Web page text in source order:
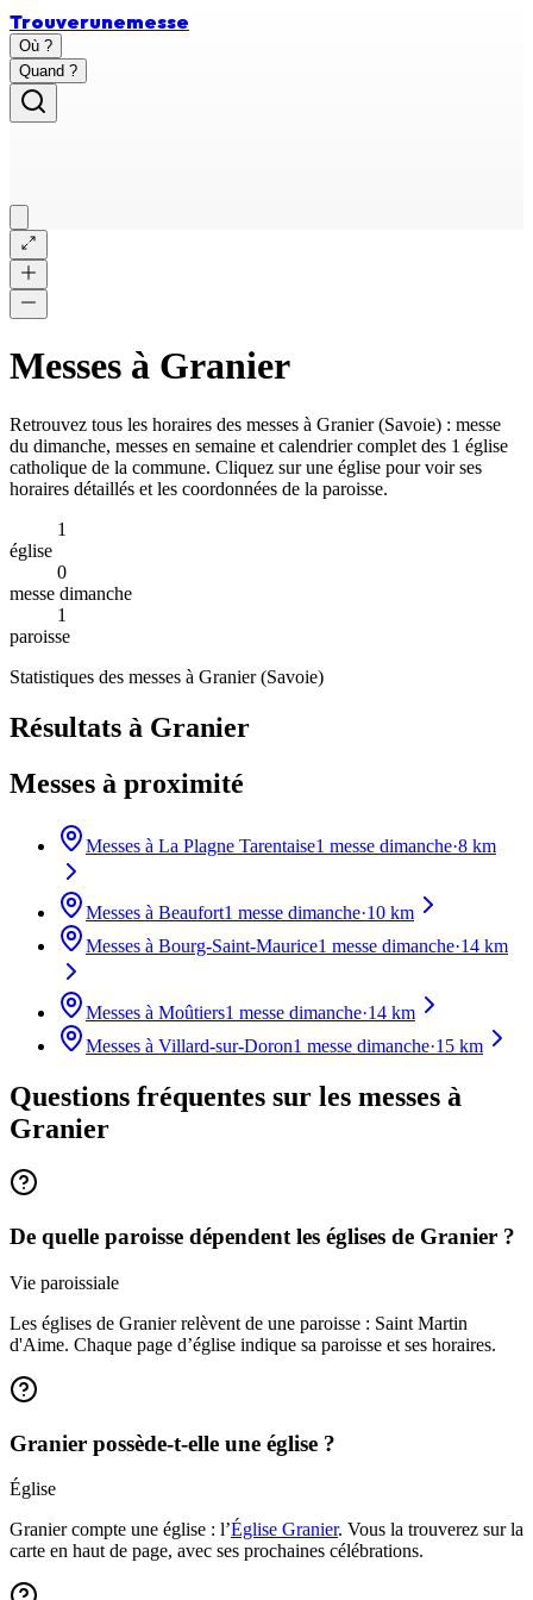
Trouverunemesse
Où ?
Quand ?
Messes à Granier
Retrouvez tous les horaires des messes à Granier(Savoie) : messe
du dimanche, messes en semaine et calendrier complet des 1 église
catholique de la commune. Cliquez sur une église pour voir ses
horaires détaillés et les coordonnées de la paroisse.
1
église
0
messe dimanche
1
paroisse
Statistiques des messes à Granier(Savoie)
Résultats à Granier
Messes à proximité
Messes à La Plagne Tarentaise1 messe dimanche·8 km
Messes à Beaufort1 messe dimanche·10 km
Messes à Bourg-Saint-Maurice1 messe dimanche·14 km
Messes à Moûtiers1 messe dimanche·14 km
Messes à Villard-sur-Doron1 messe dimanche·15 km
Questions fréquentes sur les messes à
Granier
De quelle paroisse dépendent les églises de Granier ?
Vie paroissiale
Les églises de Granier relèvent de une paroisse : Saint Martin
d'Aime. Chaque page d’église indique sa paroisse et ses horaires.
Granier possède-t-elle une église ?
Église
Granier compte une église : l’Église Granier. Vous la trouverez sur la
carte en haut de page, avec ses prochaines célébrations.